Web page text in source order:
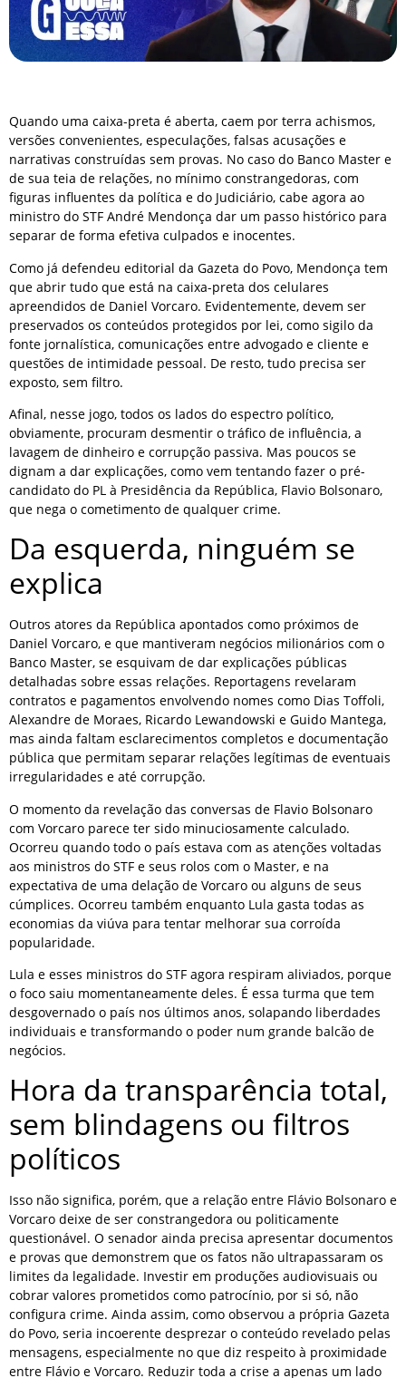
Quando uma caixa-preta é aberta, caem por terra achismos,
versões convenientes, especulações, falsas acusações e
narrativas construídas sem provas. No caso do Banco Master e
de sua teia de relações, no mínimo constrangedoras, com
figuras influentes da política e do Judiciário, cabe agora ao
ministro do STF André Mendonça dar um passo histórico para
separar de forma efetiva culpados e inocentes.
Como já defendeu editorial da Gazeta do Povo, Mendonça tem
que abrir tudo que está na caixa-preta dos celulares
apreendidos de Daniel Vorcaro. Evidentemente, devem ser
preservados os conteúdos protegidos por lei, como sigilo da
fonte jornalística, comunicações entre advogado e cliente e
questões de intimidade pessoal. De resto, tudo precisa ser
exposto, sem filtro.
Afinal, nesse jogo, todos os lados do espectro político,
obviamente, procuram desmentir o tráfico de influência, a
lavagem de dinheiro e corrupção passiva. Mas poucos se
dignam a dar explicações, como vem tentando fazer o pré-
candidato do PL à Presidência da República, Flavio Bolsonaro,
que nega o cometimento de qualquer crime.
Da esquerda, ninguém se
explica
Outros atores da República apontados como próximos de
Daniel Vorcaro, e que mantiveram negócios milionários com o
Banco Master, se esquivam de dar explicações públicas
detalhadas sobre essas relações. Reportagens revelaram
contratos e pagamentos envolvendo nomes como Dias Toffoli,
Alexandre de Moraes, Ricardo Lewandowski e Guido Mantega,
mas ainda faltam esclarecimentos completos e documentação
pública que permitam separar relações legítimas de eventuais
irregularidades e até corrupção.
O momento da revelação das conversas de Flavio Bolsonaro
com Vorcaro parece ter sido minuciosamente calculado.
Ocorreu quando todo o país estava com as atenções voltadas
aos ministros do STF e seus rolos com o Master, e na
expectativa de uma delação de Vorcaro ou alguns de seus
cúmplices. Ocorreu também enquanto Lula gasta todas as
economias da viúva para tentar melhorar sua corroída
popularidade.
Lula e esses ministros do STF agora respiram aliviados, porque
o foco saiu momentaneamente deles. É essa turma que tem
desgovernado o país nos últimos anos, solapando liberdades
individuais e transformando o poder num grande balcão de
negócios.
Hora da transparência total,
sem blindagens ou filtros
políticos
Isso não significa, porém, que a relação entre Flávio Bolsonaro e
Vorcaro deixe de ser constrangedora ou politicamente
questionável. O senador ainda precisa apresentar documentos
e provas que demonstrem que os fatos não ultrapassaram os
limites da legalidade. Investir em produções audiovisuais ou
cobrar valores prometidos como patrocínio, por si só, não
configura crime. Ainda assim, como observou a própria Gazeta
do Povo, seria incoerente desprezar o conteúdo revelado pelas
mensagens, especialmente no que diz respeito à proximidade
entre Flávio e Vorcaro. Reduzir toda a crise a apenas um lado